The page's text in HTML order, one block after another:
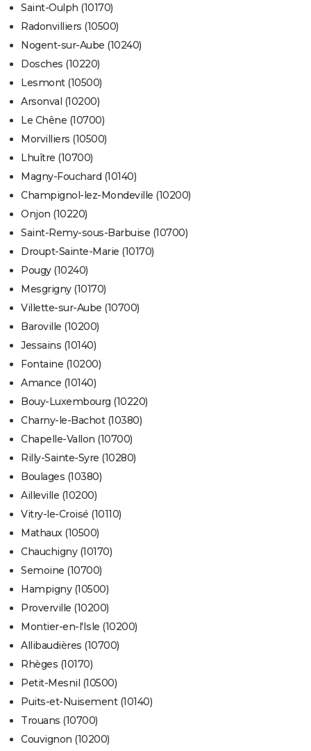
Saint-Oulph (10170)
Radonvilliers (10500)
Nogent-sur-Aube (10240)
Dosches (10220)
Lesmont (10500)
Arsonval (10200)
Le Chêne (10700)
Morvilliers (10500)
Lhuître (10700)
Magny-Fouchard (10140)
Champignol-lez-Mondeville (10200)
Onjon (10220)
Saint-Remy-sous-Barbuise (10700)
Droupt-Sainte-Marie (10170)
Pougy (10240)
Mesgrigny (10170)
Villette-sur-Aube (10700)
Baroville (10200)
Jessains (10140)
Fontaine (10200)
Amance (10140)
Bouy-Luxembourg (10220)
Charny-le-Bachot (10380)
Chapelle-Vallon (10700)
Rilly-Sainte-Syre (10280)
Boulages (10380)
Ailleville (10200)
Vitry-le-Croisé (10110)
Mathaux (10500)
Chauchigny (10170)
Semoine (10700)
Hampigny (10500)
Proverville (10200)
Montier-en-l'Isle (10200)
Allibaudières (10700)
Rhèges (10170)
Petit-Mesnil (10500)
Puits-et-Nuisement (10140)
Trouans (10700)
Couvignon (10200)